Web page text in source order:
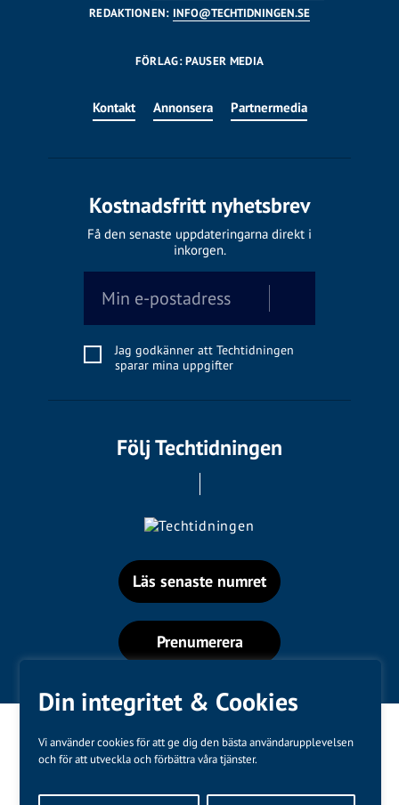
Din integritet & Cookies
Vi använder cookies för att ge dig den bästa användarupplevelsen
och för att utveckla och förbättra våra tjänster.
REDAKTIONEN: INFO@TECHTIDNINGEN.SE
FÖRLAG: PAUSER MEDIA
Kontakt Annonsera Partnermedia
Kostnadsfritt nyhetsbrev
Få den senaste uppdateringarna direkt i
inkorgen.
Jag godkänner att Techtidningen
sparar mina uppgifter
Följ Techtidningen
Läs senaste numret
Prenumerera